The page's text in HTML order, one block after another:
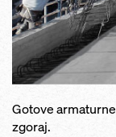
Gotove
zgoraj.